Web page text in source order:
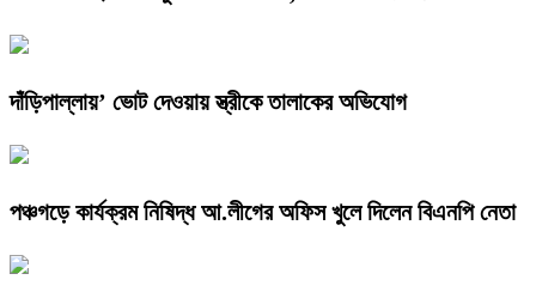
দাঁড়িপাল্লায়’ ভোট দেওয়ায় স্ত্রীকে তালাকের অভিযোগ
পঞ্চগড়ে কার্যক্রম নিষিদ্ধ আ.লীগের অফিস খুলে দিলেন বিএনপি নেতা